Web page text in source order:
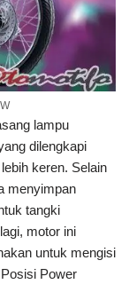
lampu
dilengkapi
keren. Selain
menyimpan
tangki
motor ini
untuk mengisi
Power